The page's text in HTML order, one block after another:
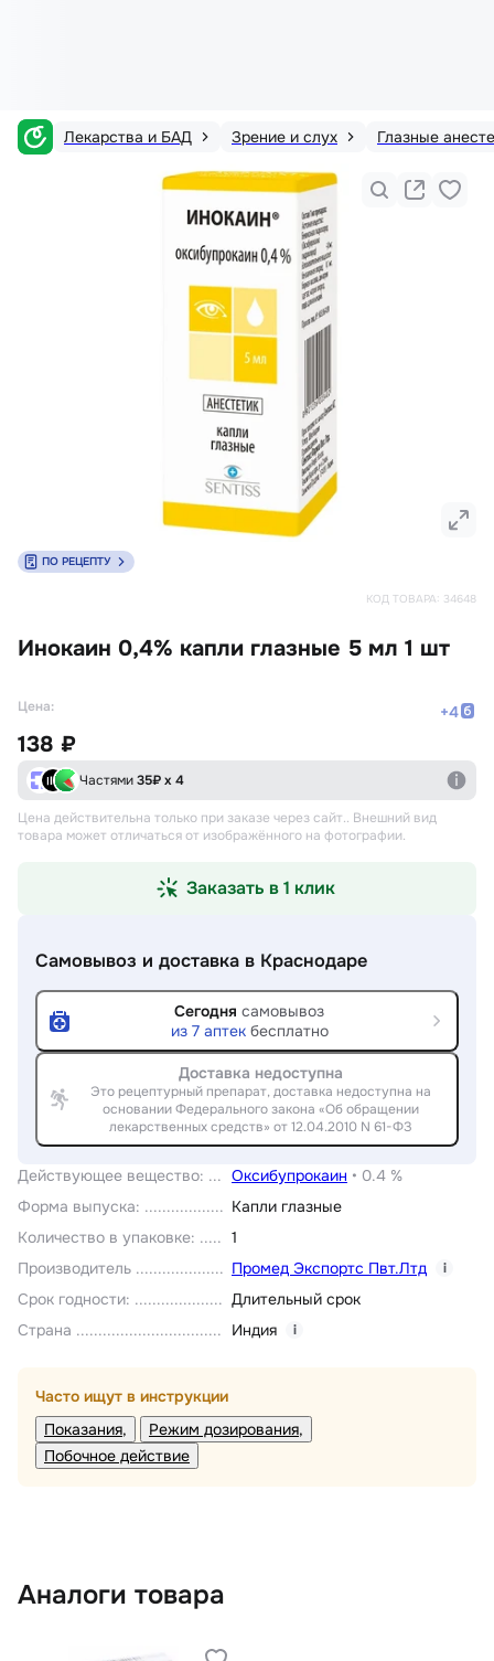
Лекарства и БАД Зрение и слух Глазные
КОД ТОВАРА: 34648
Инокаин 0,4% капли глазные 5 мл 1 шт
ПО РЕЦЕПТУ
Действующее вещество: Оксибупрокаин • 0.4 %
Форма выпуска:
Капли глазные
Количество в упаковке:
1
Производитель
Промед Экспортс Пвт.Лтд i
Срок годности:
Длительный срок
Страна
Индия i
Часто ищут в инструкции
Показания
Режим дозирования
Побочное действие
Цена: +4
138 ₽
Частями35₽ х 4
Цена действительна только при заказе через сайт.. Внешний вид
товара может отличаться от изображённого на фотографии.
Заказать в 1 клик
Самовывоз и доставка в Краснодаре
Сегодня самовывоз
из 7 аптекбесплатно
Доставка недоступна
Это рецептурный препарат, доставка недоступна на
основании Федерального закона «Об обращении
лекарственных средств» от 12.04.2010 N 61-ФЗ
Аналоги товара